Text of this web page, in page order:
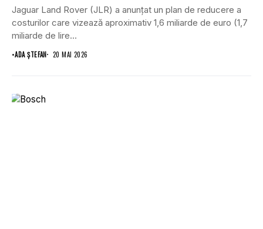
Jaguar Land Rover (JLR) a anunțat un plan de reducere a
costurilor care vizează aproximativ 1,6 miliarde de euro (1,7
miliarde de lire...
•ADA ȘTEFAN 20 MAI 2026